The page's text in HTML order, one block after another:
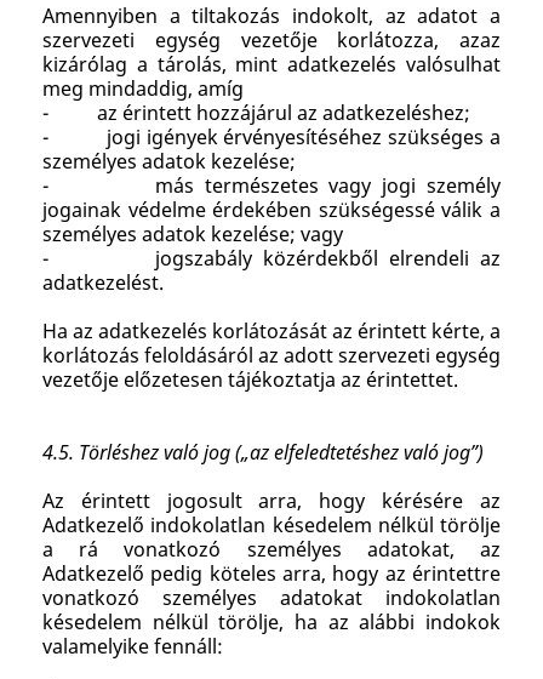
Amennyiben a tiltakozás indokolt, az adatot a
szervezeti egység vezetője korlátozza, azaz
kizárólag a tárolás, mint adatkezelés valósulhat
meg mindaddig, amíg
- az érintett hozzájárul az adatkezeléshez;
- jogi igények érvényesítéséhez szükséges a
személyes adatok kezelése;
- más természetes vagy jogi személy
jogainak védelme érdekében szükségessé válik a
személyes adatok kezelése; vagy
- jogszabály közérdekből elrendeli az
adatkezelést.
Ha az adatkezelés korlátozását az érintett kérte, a
korlátozás feloldásáról az adott szervezeti egység
vezetője előzetesen tájékoztatja az érintettet.
4.5. Törléshez való jog („az elfeledtetéshez való jog”)
Az érintett jogosult arra, hogy kérésére az
Adatkezelő indokolatlan késedelem nélkül törölje
a rá vonatkozó személyes adatokat, az
Adatkezelő pedig köteles arra, hogy az érintettre
vonatkozó személyes adatokat indokolatlan
késedelem nélkül törölje, ha az alábbi indokok
valamelyike fennáll: